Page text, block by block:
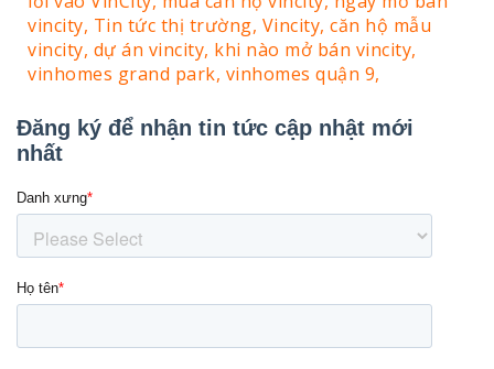
vincity, Tin tức thị trường, Vincity, căn hộ mẫu
vincity, dự án vincity, khi nào mở bán vincity,
vinhomes grand park, vinhomes quận 9,